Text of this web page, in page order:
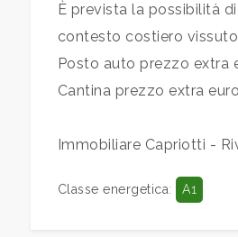
È prevista la possibilità
contesto costiero
Posto auto prezzo extra
Cantina prezzo extra
Immobiliare Capriotti -
Classe energetica: A1